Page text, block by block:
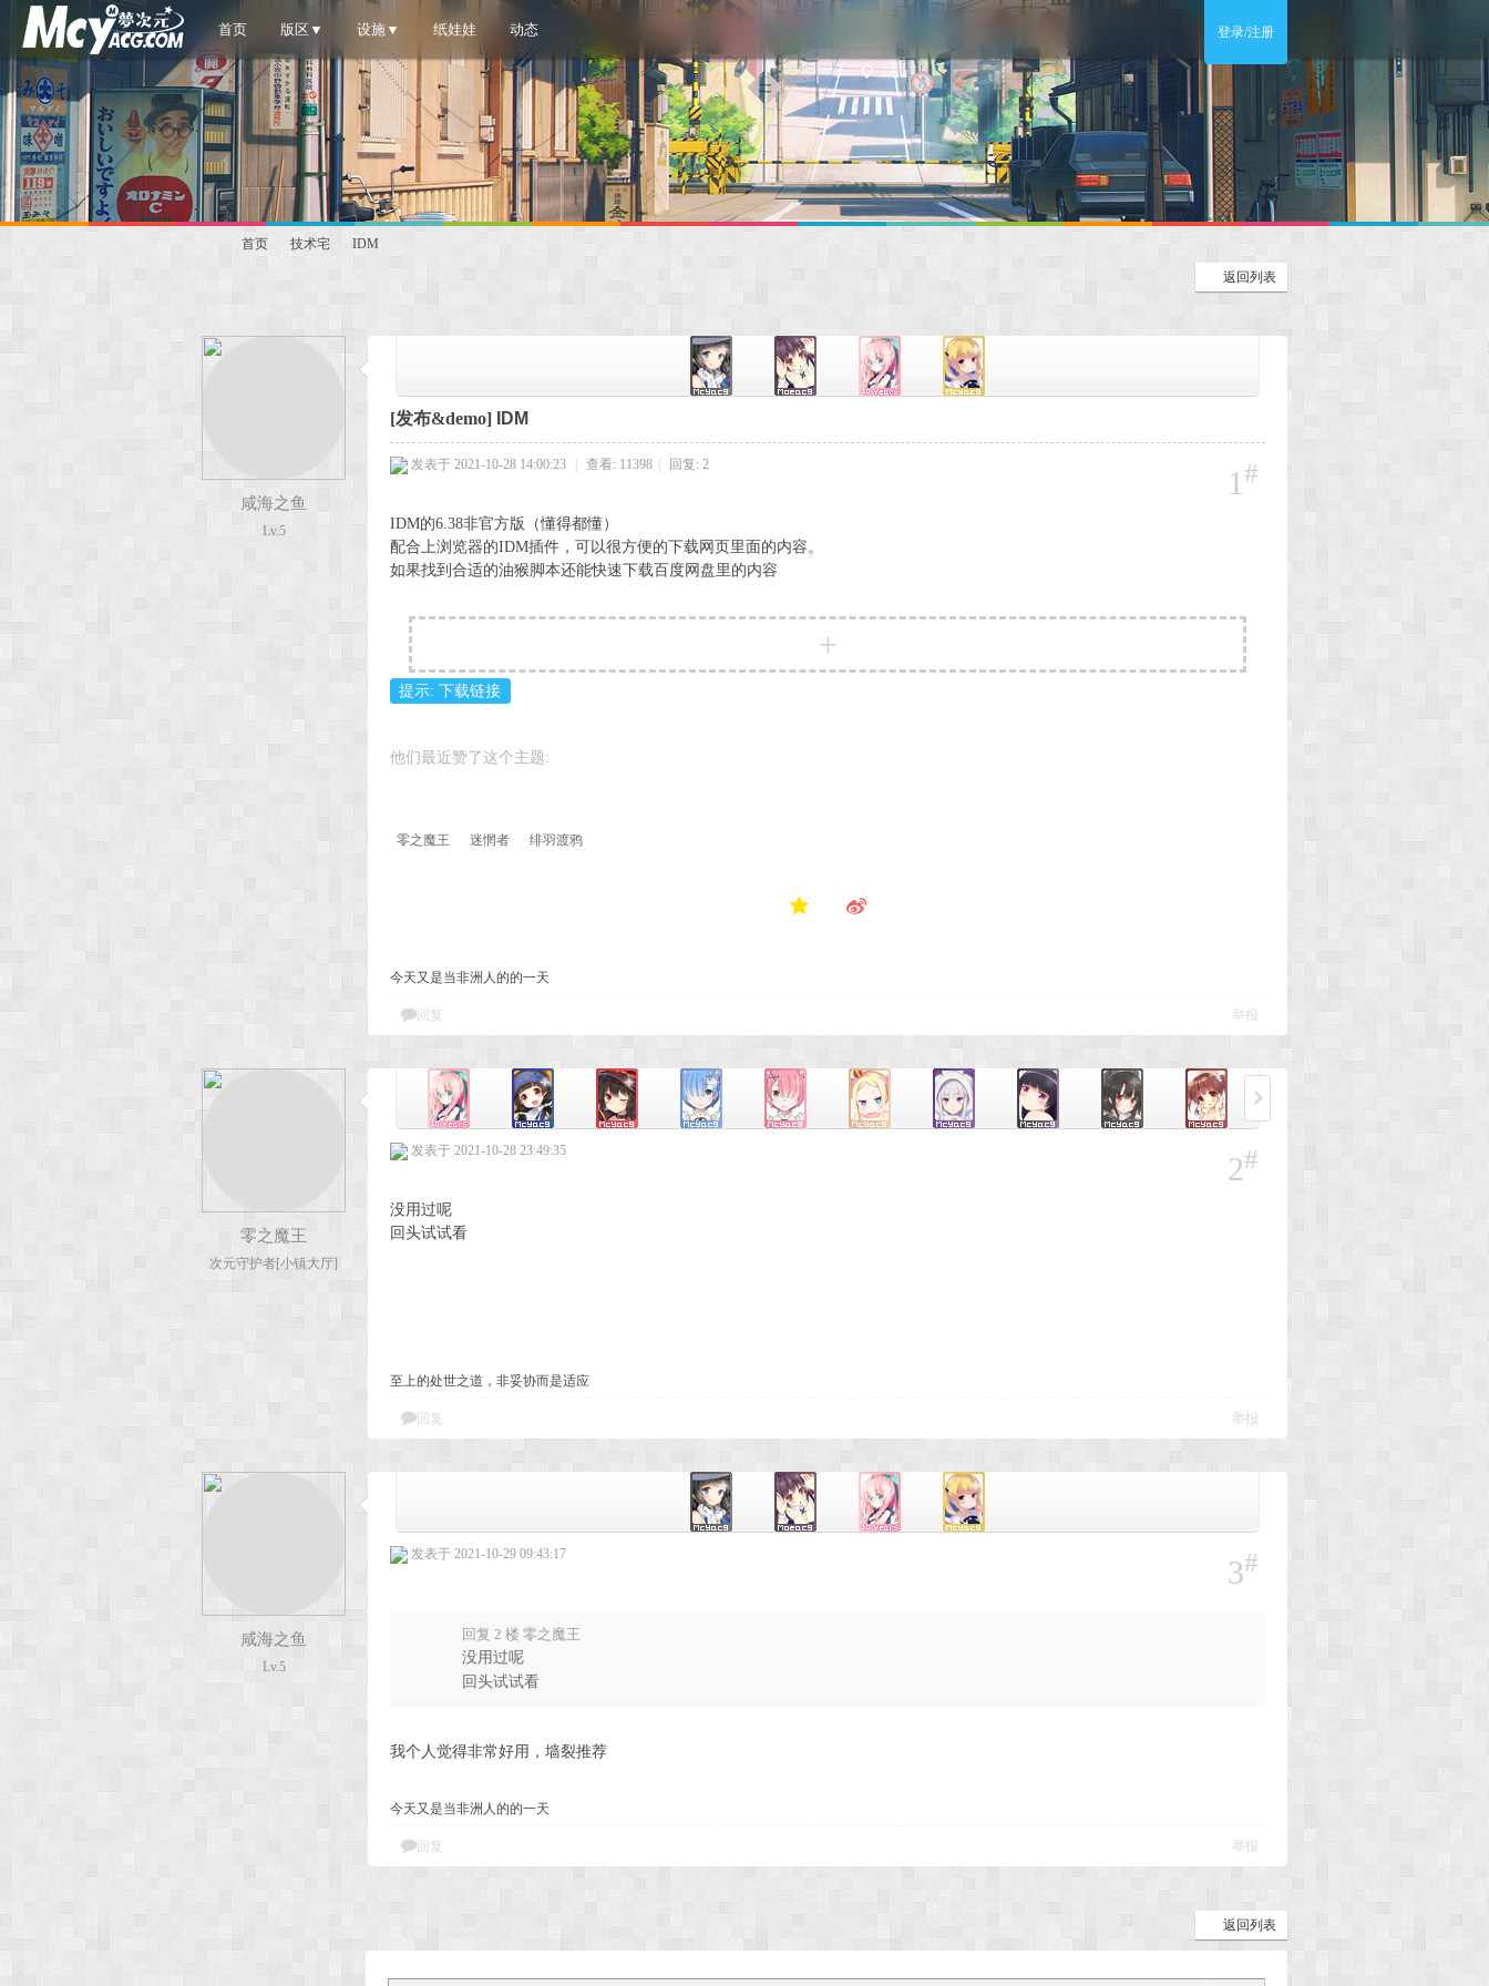
登录/注册
首页 版区▼ 设施▼ 纸娃娃 动态
梦
元
»
首页
›
技术宅
›
IDM
返回列表
咸海之鱼
Lv.5
[发布&demo] IDM
1 #
发表于 2021-10-28 14:00:23 查看: 11398 回复: 2
IDM的6.38非官方版（懂得都懂）
配合上浏览器的IDM插件，可以很方便的下载网页里面的内容。
如果找到合适的油猴脚本还能快速下载百度网盘里的内容
+
提示: 下载链接
他们最近赞了这个主题:
零之魔王 迷惘者 绯羽渡鸦
今天又是当非洲人的的一天
回复 举报
零之魔王
次元守护者[小镇大厅]
2#
发表于 2021-10-28 23:49:35
没用过呢
回头试试看
至上的处世之道，非妥协而是适应
回复 举报
咸海之鱼
Lv.5
3#
发表于 2021-10-29 09:43:17
回复 2 楼 零之魔王
没用过呢
回头试试看
我个人觉得非常好用，墙裂推荐
今天又是当非洲人的的一天
回复 举报
返回列表